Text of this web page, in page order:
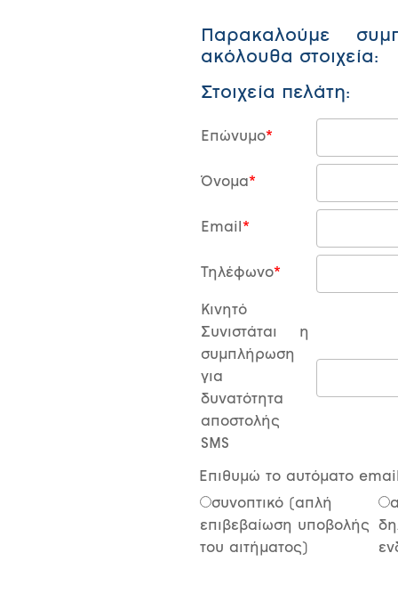
Παρακαλούμε
ακόλουθα στοιχεία:
Στοιχεία πελάτη:
Επώνυμο
Όνομα
Email
Τηλέφωνο
Κινητό
Συνιστάται η
συμπλήρωση
για
δυνατότητα
αποστολής
SMS
Επιθυμώ το αυτόματο
συνοπτικό (απλή
επιβεβαίωση υποβολής
του αιτήματος)